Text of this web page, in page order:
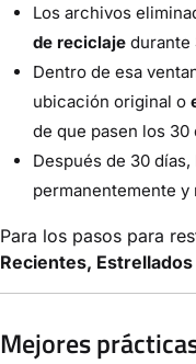
Los archivos
de reciclaje durante
Dentro de esa
ubicación original o
de que pasen los 30
Después de 30
permanentemente
Para los pasos para
Recientes, Estrellados
Mejores